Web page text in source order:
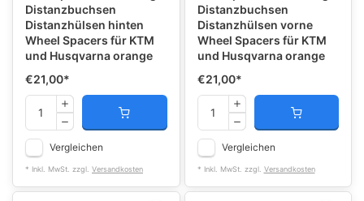
Distanzbuchsen
Distanzhülsen hinten
Wheel Spacers für KTM
und Husqvarna orange
€21,00*
Vergleichen
* Inkl. MwSt. zzgl. Versandkosten
Distanzbuchsen
Distanzhülsen vorne
Wheel Spacers für KTM
und Husqvarna orange
€21,00*
Vergleichen
* Inkl. MwSt. zzgl. Versandkosten